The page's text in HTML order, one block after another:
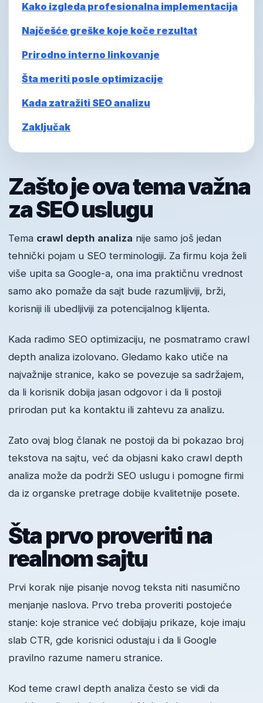
Kako izgleda profesionalna implementacija
Najčešće greške koje koče rezultat
Prirodno interno linkovanje
Šta meriti posle optimizacije
Kada zatražiti SEO analizu
Zaključak
Zašto je ova tema važna
za SEO uslugu
Tema crawl depth analiza nije samo još jedan
tehnički pojam u SEO terminologiji. Za firmu koja želi
više upita sa Google-a, ona ima praktičnu vrednost
samo ako pomaže da sajt bude razumljiviji, brži,
korisniji ili ubedljiviji za potencijalnog klijenta.
Kada radimo SEO optimizaciju, ne posmatramo crawl
depth analiza izolovano. Gledamo kako utiče na
najvažnije stranice, kako se povezuje sa sadržajem,
da li korisnik dobija jasan odgovor i da li postoji
prirodan put ka kontaktu ili zahtevu za analizu.
Zato ovaj blog članak ne postoji da bi pokazao broj
tekstova na sajtu, već da objasni kako crawl depth
analiza može da podrži SEO uslugu i pomogne firmi
da iz organske pretrage dobije kvalitetnije posete.
Šta prvo proveriti na
realnom sajtu
Prvi korak nije pisanje novog teksta niti nasumično
menjanje naslova. Prvo treba proveriti postojeće
stanje: koje stranice već dobijaju prikaze, koje imaju
slab CTR, gde korisnici odustaju i da li Google
pravilno razume nameru stranice.
Kod teme crawl depth analiza često se vidi da